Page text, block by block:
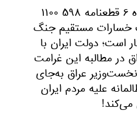
دولت عراق مطابق ماده ۶ قطعنامه ۵۹۸ ۱۱۰۰
خسارات مستقیم جنگ
است؛ دولت ایران با
در مطالبه این غرامت
عراق به‌جای
علیه مردم ایران